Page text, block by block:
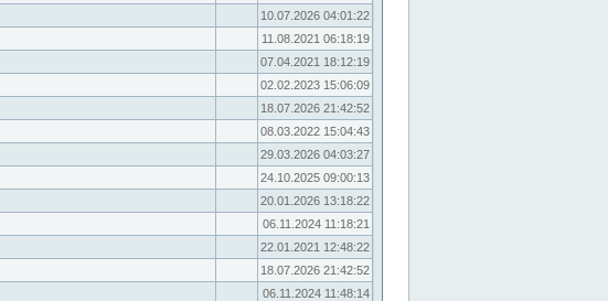
10.07.2026 04:01:22
11.08.2021 06:18:19
07.04.2021 18:12:19
02.02.2023 15:06:09
18.07.2026 21:42:52
08.03.2022 15:04:43
29.03.2026 04:03:27
24.10.2025 09:00:13
20.01.2026 13:18:22
06.11.2024 11:18:21
22.01.2021 12:48:22
18.07.2026 21:42:52
06.11.2024 11:48:14